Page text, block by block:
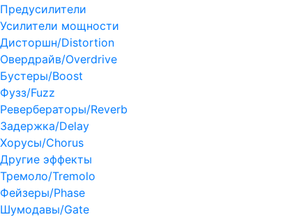
Предусилители
Усилители мощности
Дисторшн/Distortion
Овердрайв/Overdrive
Бустеры/Boost
Фузз/Fuzz
Ревербераторы/Reverb
Задержка/Delay
Хорусы/Chorus
Другие эффекты
Тремоло/Tremolo
Фейзеры/Phase
Шумодавы/Gate